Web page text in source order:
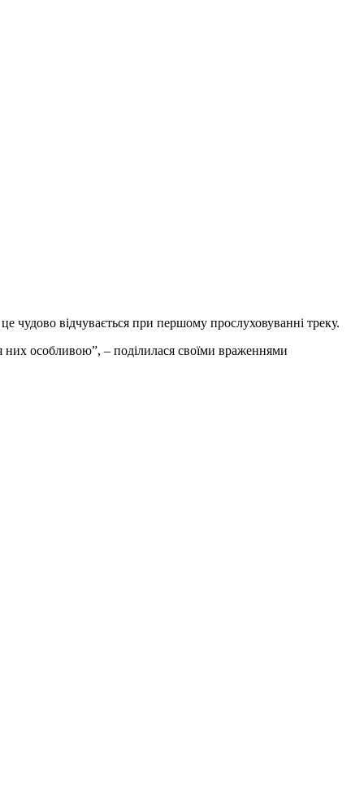
чудово відчувається при першому прослуховуванні треку.
них особливою”, – поділилася своїми враженнями